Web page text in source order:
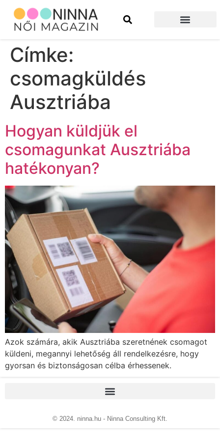
Címke:
csomagküldés
Ausztriába
Hogyan küldjük el
csomagunkat Ausztriába
hatékonyan?
Azok számára, akik Ausztriába szeretnének csomagot
küldeni, megannyi lehetőség áll rendelkezésre, hogy
gyorsan és biztonságosan célba érhessenek.
© 2024. ninna.hu - Ninna Consulting Kft.